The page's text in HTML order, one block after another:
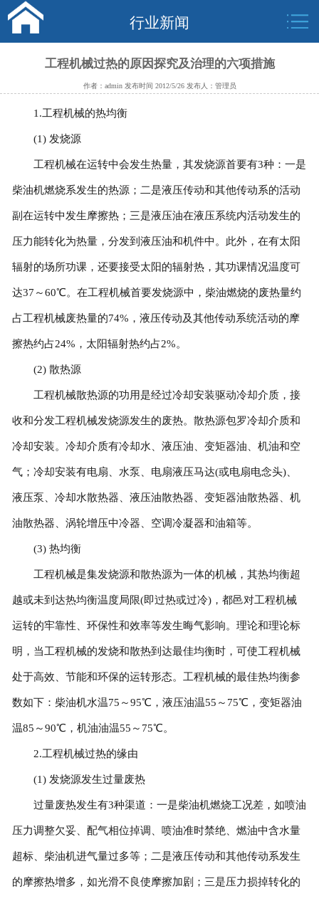
行业新闻
工程机械过热的原因探究及治理的六项措施
作者：admin 发布时间 2012/5/26 发布人：管理员
1.工程机械的热均衡
(1) 发烧源
工程机械在运转中会发生热量，其发烧源首要有3种：一是
柴油机燃烧系发生的热源；二是液压传动和其他传动系的活动
副在运转中发生摩擦热；三是液压油在液压系统内活动发生的
压力能转化为热量，分发到液压油和机件中。此外，在有太阳
辐射的场所功课，还要接受太阳的辐射热，其功课情况温度可
达37～60℃。在工程机械首要发烧源中，柴油燃烧的废热量约
占工程机械废热量的74%，液压传动及其他传动系统活动的摩
擦热约占24%，太阳辐射热约占2%。
(2) 散热源
工程机械散热源的功用是经过冷却安装驱动冷却介质，接
收和分发工程机械发烧源发生的废热。散热源包罗冷却介质和
冷却安装。冷却介质有冷却水、液压油、变矩器油、机油和空
气；冷却安装有电扇、水泵、电扇液压马达(或电扇电念头)、
液压泵、冷却水散热器、液压油散热器、变矩器油散热器、机
油散热器、涡轮增压中冷器、空调冷凝器和油箱等。
(3) 热均衡
工程机械是集发烧源和散热源为一体的机械，其热均衡超
越或未到达热均衡温度局限(即过热或过冷)，都邑对工程机械
运转的牢靠性、环保性和效率等发生晦气影响。理论和理论标
明，当工程机械的发烧和散热到达最佳均衡时，可使工程机械
处于高效、节能和环保的运转形态。工程机械的最佳热均衡参
数如下：柴油机水温75～95℃，液压油温55～75℃，变矩器油
温85～90℃，机油油温55～75℃。
2.工程机械过热的缘由
(1) 发烧源发生过量废热
过量废热发生有3种渠道：一是柴油机燃烧工况差，如喷油
压力调整欠妥、配气相位掉调、喷油准时禁绝、燃油中含水量
超标、柴油机进气量过多等；二是液压传动和其他传动系发生
的摩擦热增多，如光滑不良使摩擦加剧；三是压力损掉转化的